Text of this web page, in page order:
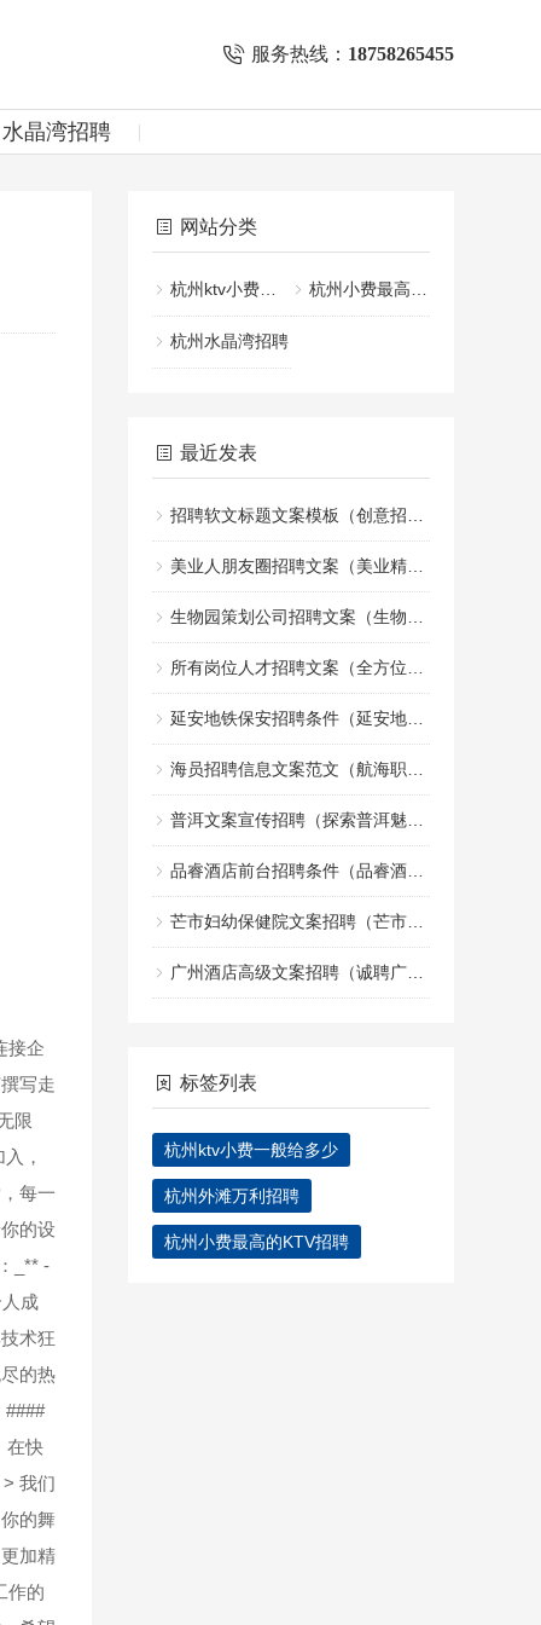
服务热线： 18758265455
晶湾招聘
接企
写走
限
，
每一
的设
_** -
成
术狂
的热
####
在快
我们
的舞
加精
作的
网站分类
杭州ktv小费一般给多少 杭州小费最高的KTV招聘
杭州水晶湾招聘
最近发表
招聘软文标题文案模板（创意招聘文案标题设计指南）
美业人朋友圈招聘文案（美业精英招募令：共创美丽事业的朋友圈）
生物园策划公司招聘文案（生物园策划团队诚邀创意文案加入）
所有岗位人才招聘文案（全方位职位人才招募宣传文案）
延安地铁保安招聘条件（延安地铁安保人员招聘标准）
海员招聘信息文案范文（航海职业机会招募启事文案示例）
普洱文案宣传招聘（探索普洱魅力，诚邀创意宣传人才加盟）
品睿酒店前台招聘条件（品睿酒店前台岗位应聘要求）
芒市妇幼保健院文案招聘（芒市妇幼保健院诚邀创意人才加入，共创健康宣传新篇章）
广州酒店高级文案招聘（诚聘广州高端酒店文案精英）
标签列表
杭州ktv小费一般给多少
杭州外滩万利招聘
杭州小费最高的KTV招聘